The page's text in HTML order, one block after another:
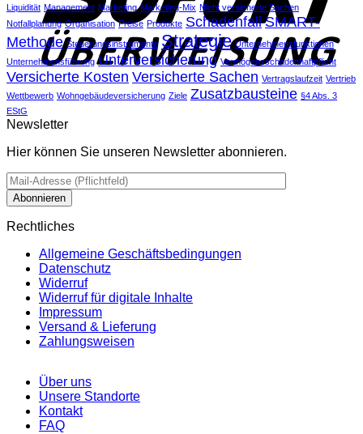
Liquidität Management Marketing Marketing-Mix Nicht versicherte Sachen
Notfallplanung Organisation Preise Produkte Schadenfall SMART-
Methode Steuerungsinstrumente Strategie Unternehmensfunktionen
Unternehmensführung Unterversicherung Vermögensschadenhaftpflicht
Versicherte Kosten Versicherte Sachen Vertragslaufzeit Vertrieb
Wettbewerb Wohngebäudeversicherung Ziele Zusatzbausteine §4 Abs. 3
EStG
Newsletter
Hier können Sie unseren Newsletter abonnieren.
Rechtliches
Allgemeine Geschäftsbedingungen
Datenschutz
Widerruf
Widerruf für digitale Inhalte
Impressum
Versand & Lieferung
Zahlungsweisen
Über uns
Unsere Standorte
Kontakt
FAQ